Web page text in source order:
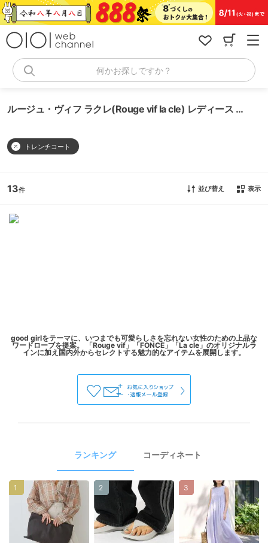
コ
ン
何かお探しですか？
ルージュ・ヴィフ ラクレ(Rouge vif la cle) レディース トレンチコート
トレンチコート
13 並び替え 表示
good girlをテーマに、いつまでも可愛らしさを忘れない女性のための上品な
ワードローブを提案。 「Rouge vif」「FONCE」「La cle」のオリジナルラ
ランキング コーディネート
1 2 3